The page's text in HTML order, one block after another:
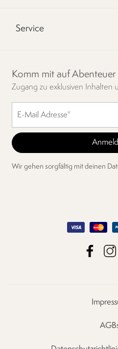
Service
Komm mit auf Abenteuer
Zugang zu exklusiven Inhalten
Wir gehen sorgfältig mit deinen